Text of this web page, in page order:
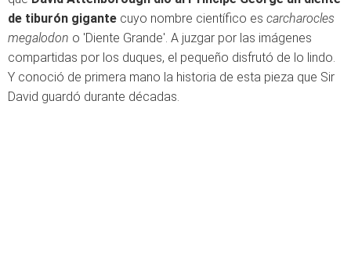
de tiburón gigante cuyo nombre científico es carcharocles
megalodon o 'Diente Grande'. A juzgar por las imágenes
compartidas por los duques, el pequeño disfrutó de lo lindo.
Y conoció de primera mano la historia de esta pieza que Sir
David guardó durante décadas.